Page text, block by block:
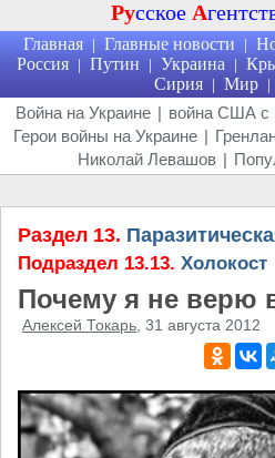
Русское А
Главная | Главные новости |
Россия | Путин | Украина |
Сирия | Мир |
Война на Украине | война США с
Герои войны на Украине |
Николай Левашов |
Раздел 13.
Подраздел 13.13. Холокост
Почему я не верю
Алексей Токарь , 31 августа 2012